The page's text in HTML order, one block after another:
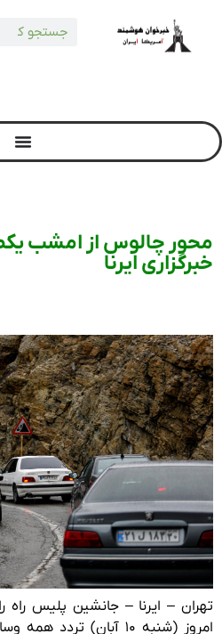
محور چالوس از امشب
خبرگزاری ایرنا
امروز (شنبه ۱۰ آبان)